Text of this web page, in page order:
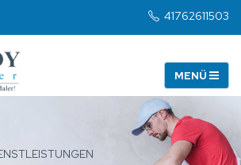
41762611503